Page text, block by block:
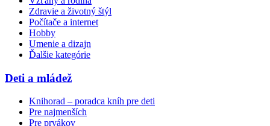
Zdravie a životný štýl
Počítače a internet
Hobby
Umenie a dizajn
Ďalšie kategórie
Deti a mládež
Knihorad – poradca kníh pre deti
Pre najmenších
Pre prvákov